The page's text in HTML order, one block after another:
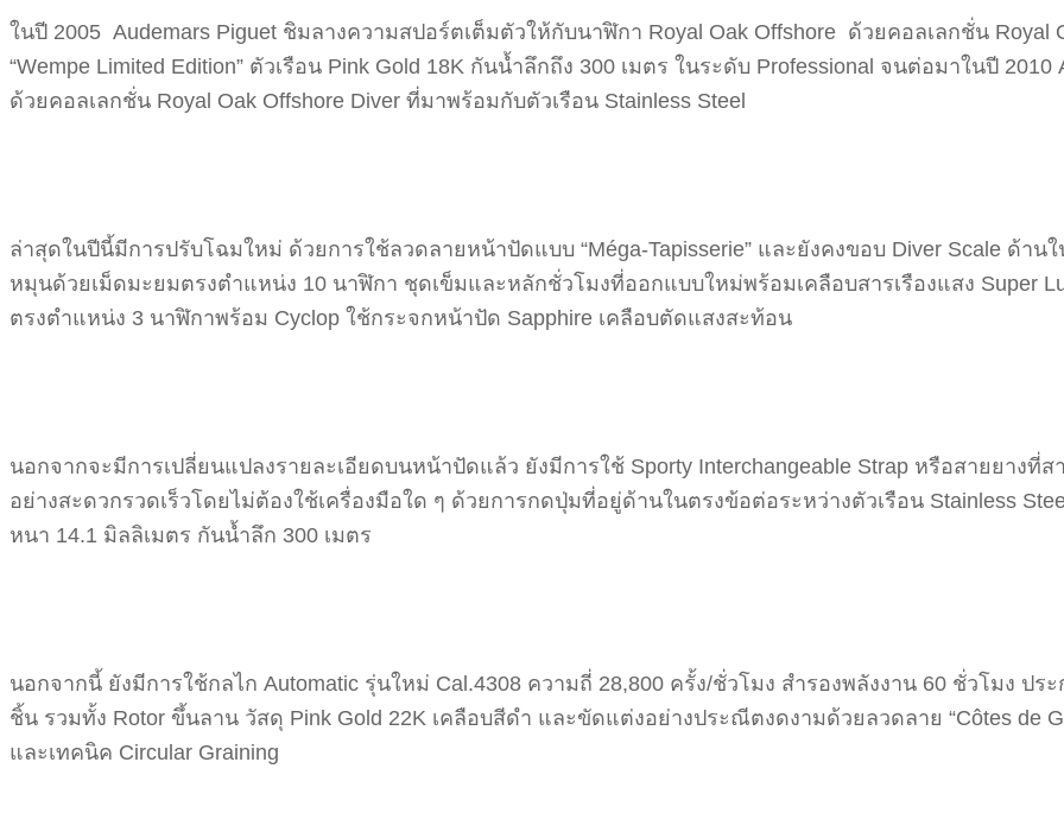
ในปี 2005 Audemars Piguet ชิมลางความสปอร์ตเต็มตัวให้กับนาฬิกา Royal Oak Offshore ด้วยคอลเลกชั่น Royal
“Wempe Limited Edition” ตัวเรือน Pink Gold 18K กันน้ำลึกถึง 300 เมตร ในระดับ Professional จนต่อมาในปี
ด้วยคอลเลกชั่น Royal Oak Offshore Diver ที่มาพร้อมกับตัวเรือน Stainless Steel
ล่าสุดในปีนี้มีการปรับโฉมใหม่ ด้วยการใช้ลวดลายหน้าปัดแบบ “Méga-Tapisserie” และยังคงขอบ Diver Scale ด้า
หมุนด้วยเม็ดมะยมตรงตำแหน่ง 10 นาฬิกา ชุดเข็มและหลักชั่วโมงที่ออกแบบใหม่พร้อมเคลือบสารเรืองแสง Super
ตรงตำแหน่ง 3 นาฬิกาพร้อม Cyclop ใช้กระจกหน้าปัด Sapphire เคลือบตัดแสงสะท้อน
นอกจากจะมีการเปลี่ยนแปลงรายละเอียดบนหน้าปัดแล้ว ยังมีการใช้ Sporty Interchangeable Strap หรือสายยางที่
อย่างสะดวกรวดเร็วโดยไม่ต้องใช้เครื่องมือใด ๆ ด้วยการกดปุ่มที่อยู่ด้านในตรงข้อต่อระหว่างตัวเรือน Stainless
หนา 14.1 มิลลิเมตร กันน้ำลึก 300 เมตร
นอกจากนี้ ยังมีการใช้กลไก Automatic รุ่นใหม่ Cal.4308 ความถี่ 28,800 ครั้ง/ชั่วโมง สำรองพลังงาน 60 ชั่วโมง ปร
ชิ้น รวมทั้ง Rotor ขึ้นลาน วัสดุ Pink Gold 22K เคลือบสีดำ และขัดแต่งอย่างประณีตงดงามด้วยลวดลาย “Côtes de
และเทคนิค Circular Graining